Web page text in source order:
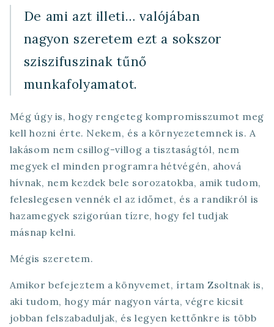
De ami azt illeti… valójában
nagyon szeretem ezt a sokszor
sziszifuszinak tűnő
munkafolyamatot.
Még úgy is, hogy rengeteg kompromisszumot meg
kell hozni érte. Nekem, és a környezetemnek is. A
lakásom nem csillog-villog a tisztaságtól, nem
megyek el minden programra hétvégén, ahová
hívnak, nem kezdek bele sorozatokba, amik tudom,
feleslegesen vennék el az időmet, és a randikról is
hazamegyek szigorúan tízre, hogy fel tudjak
másnap kelni.
Mégis szeretem.
Amikor befejeztem a könyvemet, írtam Zsoltnak is,
aki tudom, hogy már nagyon várta, végre kicsit
jobban felszabaduljak, és legyen kettőnkre is több